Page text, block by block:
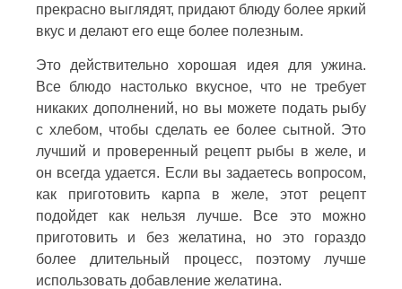
прекрасно выглядят, придают блюду более яркий
вкус и делают его еще более полезным.
Это действительно хорошая идея для ужина.
Все блюдо настолько вкусное, что не требует
никаких дополнений, но вы можете подать рыбу
с хлебом, чтобы сделать ее более сытной. Это
лучший и проверенный рецепт рыбы в желе, и
он всегда удается. Если вы задаетесь вопросом,
как приготовить карпа в желе, этот рецепт
подойдет как нельзя лучше. Все это можно
приготовить и без желатина, но это гораздо
более длительный процесс, поэтому лучше
использовать добавление желатина.